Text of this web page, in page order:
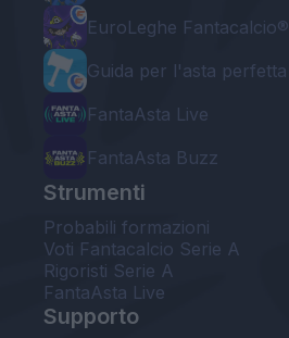
EuroLeghe Fantacalcio®
Guida per l'asta perfetta
FantaAsta Live
FantaAsta Buzz
Strumenti
Probabili formazioni
Voti Fantacalcio Serie A
Rigoristi Serie A
FantaAsta Live
Supporto